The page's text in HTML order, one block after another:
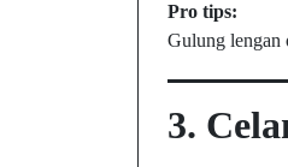
Pro tips:
Gulung lengan
3.